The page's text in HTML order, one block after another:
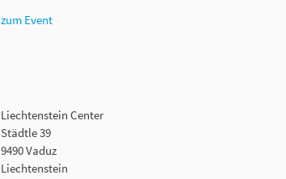
zum Event
Liechtenstein Center
Städtle 39
9490 Vaduz
Liechtenstein